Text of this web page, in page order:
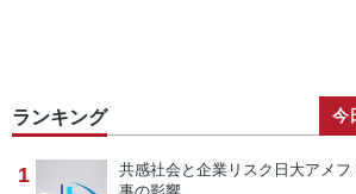
ランキング 今
1 共感社会と企業リスク 日大アメ